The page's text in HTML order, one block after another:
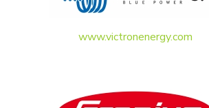
www.victronenergy.com